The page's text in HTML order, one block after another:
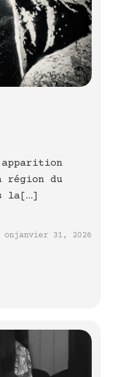
région du
la[…]
onjanvier 31, 2026